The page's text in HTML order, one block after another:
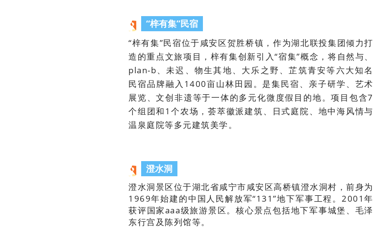
“梓有集”民宿
“梓有集”民宿位于咸安区贺胜桥镇，作为湖北联投集团倾力打
造的重点文旅项目，梓有集创新引入“宿集”概念，将自然与、
plan-b、未迟、物生其地、大乐之野、芷筑青安等六大知名
民宿品牌融入1400亩山林田园。是集民宿、亲子研学、艺术
展览、文创非遗等于一体的多元化微度假目的地。项目包含7
个组团和1个农场，荟萃徽派建筑、日式庭院、地中海风情与
温泉庭院等多元建筑美学。
澄水洞
澄水洞景区位于湖北省咸宁市咸安区高桥镇澄水洞村，前身为
1969年始建的中国人民解放军“131”地下军事工程。2001年
获评国家aaa级旅游景区。核心景点包括地下军事城堡、毛泽
东行宫及陈列馆等。